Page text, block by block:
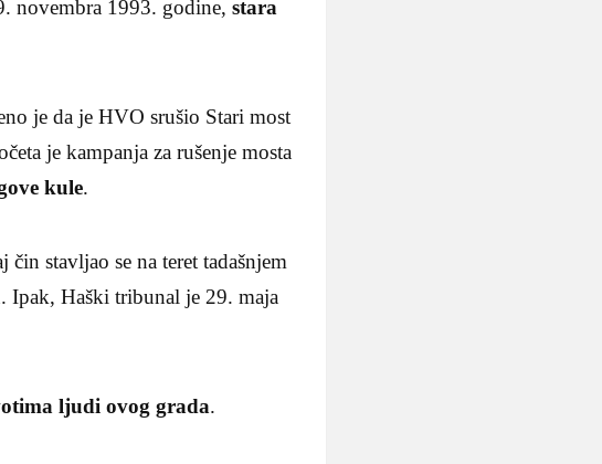
novembra 1993. godine,stara
je da je HVO srušio Stari most
je kampanja za rušenje mosta
kule.
čin stavljao se na teret tadašnjem
Ipak, Haški tribunal je 29. maja
ljudi ovog grada.